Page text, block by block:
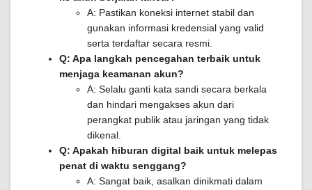
A: Pastikan koneksi internet stabil dan
gunakan informasi kredensial yang valid
serta terdaftar secara resmi.
Q: Apa langkah pencegahan terbaik untuk
menjaga keamanan akun?
A: Selalu ganti kata sandi secara berkala
dan hindari mengakses akun dari
perangkat publik atau jaringan yang tidak
dikenal.
Q: Apakah hiburan digital baik untuk melepas
penat di waktu senggang?
A: Sangat baik, asalkan dinikmati dalam